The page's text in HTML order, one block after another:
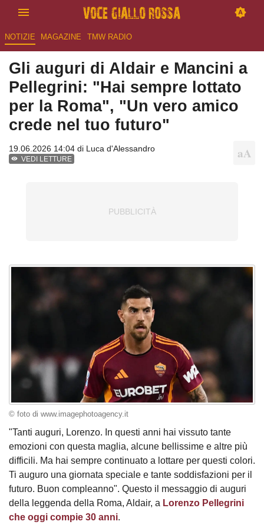
NOTIZIE MAGAZINE TMW RADIO
Gli auguri di Aldair e Mancini a
Pellegrini: "Hai sempre lottato
per la Roma", "Un vero amico
crede nel tuo futuro"
19.06.2026 14:04 di Luca d'Alessandro
VEDI LETTURE
© foto di www.imagephotoagency.it
"Tanti auguri, Lorenzo. In questi anni hai vissuto tante
emozioni con questa maglia, alcune bellissime e altre più
difficili. Ma hai sempre continuato a lottare per questi colori.
Ti auguro una giornata speciale e tante soddisfazioni per il
futuro. Buon compleanno". Questo il messaggio di auguri
della leggenda della Roma, Aldair, a Lorenzo Pellegrini
che oggi compie 30 anni.